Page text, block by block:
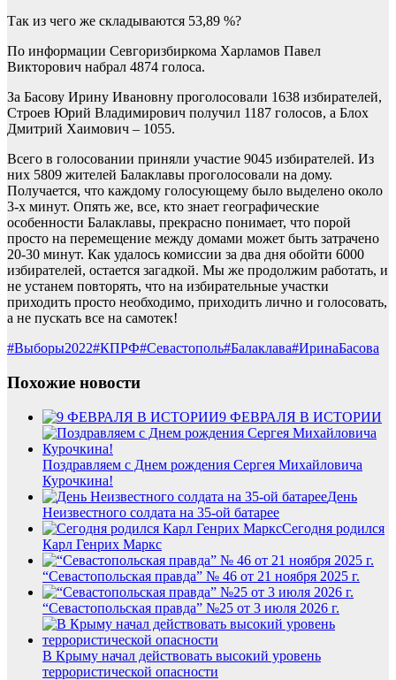
Так из чего же складываются 53,89 %?
По информации Севгоризбиркома Харламов Павел
Викторович набрал 4874 голоса.
За Басову Ирину Ивановну проголосовали 1638 избирателей,
Строев Юрий Владимирович получил 1187 голосов, а Блох
Дмитрий Хаимович – 1055.
Всего в голосовании приняли участие 9045 избирателей. Из
них 5809 жителей Балаклавы проголосовали на дому.
Получается, что каждому голосующему было выделено около
3-х минут. Опять же, все, кто знает географические
особенности Балаклавы, прекрасно понимает, что порой
просто на перемещение между домами может быть затрачено
20-30 минут. Как удалось комиссии за два дня обойти 6000
избирателей, остается загадкой. Мы же продолжим работать, и
не устанем повторять, что на избирательные участки
приходить просто необходимо, приходить лично и голосовать,
а не пускать все на самотек!
#Выборы2022#КПРФ#Севастополь#Балаклава#ИринаБасова
Похожие новости
9 ФЕВРАЛЯ В ИСТОРИИ
Поздравляем с Днем рождения Сергея Михайловича
Курочкина!
День
Неизвестного солдата на 35-ой батарее
Сегодня родился
Карл Генрих Маркс
“Севастопольская правда” № 46 от 21 ноября 2025 г.
“Севастопольская правда” №25 от 3 июля 2026 г.
В Крыму начал действовать высокий уровень
террористической опасности